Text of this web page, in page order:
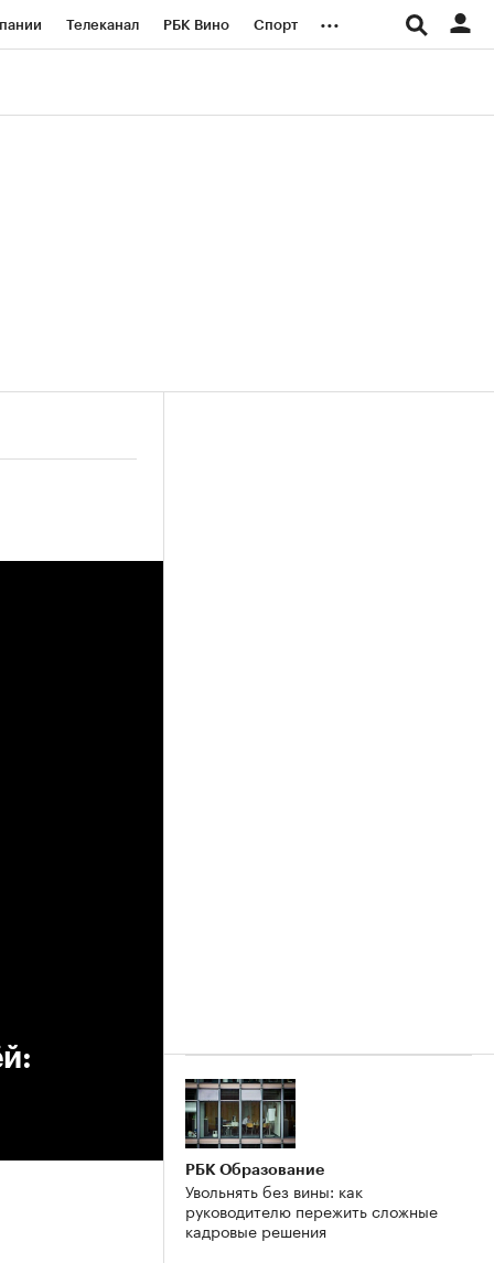
Телеканал РБК Вино Спорт ...
РБК Образование
Увольнять без вины: как
руководителю пережить сложные
кадровые решения